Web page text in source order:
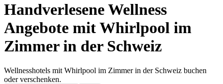
Handverlesene Wellness
Angebote mit Whirlpool im
Zimmer in der Schweiz
Wellnesshotels mit Whirlpool im Zimmer in der Schweiz buchen
oder verschenken.